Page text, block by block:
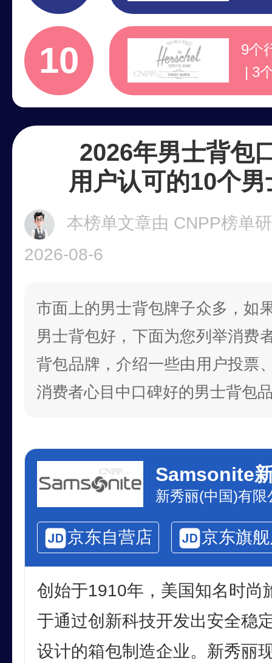
专
10
9个
3
领
2026年男士背包
用户认可的10个
本榜单文章由 CNPP榜单
2026-08-6
市面上的男士背包牌子众多，如
男士背包好，下面为您列举消费
背包品牌，介绍一些由用户投票
消费者心目中口碑好的男士背包
Samsonite
新秀丽(中国)有限
京东自营店 京东旗
创始于1910年，美国知名时尚
于通过创新科技开发出安全稳
设计的箱包制造企业。新秀丽